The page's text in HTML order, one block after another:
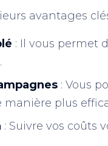
avantages
: Il vous permet
: Vous
plus
: Suivre vos coûts